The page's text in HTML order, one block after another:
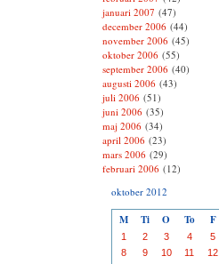
januari 2007 (47)
december 2006(44)
november 2006(45)
oktober 2006(55)
september 2006(40)
augusti 2006(43)
juli 2006(51)
juni 2006(35)
maj 2006(34)
april 2006(23)
mars 2006(29)
februari 2006(12)
oktober 2012
M Ti O To F
1 2 3 4 5
8
9 10 11 12